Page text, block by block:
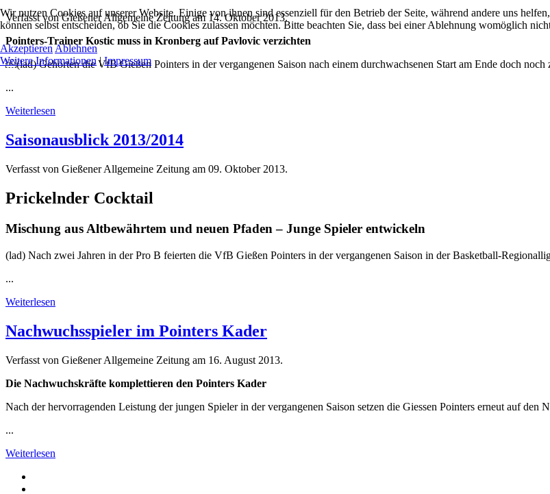
Verfasst von Gießener Allgemeine Zeitung am14. Oktober 2013.
Pointers-Trainer Kostic muss in Kronberg auf Pavlovic verzichten
￼(lad) Gehörten die VfB Gießen Pointers in der vergangenen Saison nach einem durchwachsenen Start am Ende doch
...
Weiterlesen
Saisonausblick 2013/2014
Verfasst von Gießener Allgemeine Zeitung am 09. Oktober 2013.
Prickelnder Cocktail
Mischung aus Altbewährtem und neuen Pfaden – Junge Spieler entwickeln
(lad) Nach zwei Jahren in der Pro B feierten die VfB Gießen Pointers in der vergangenen Saison in der Basketball-
...
Weiterlesen
Nachwuchsspieler im Pointers Kader
Verfasst von Gießener Allgemeine Zeitung am 16. August 2013.
Die Nachwuchskräfte komplettieren den Pointers Kader
Nach der hervorragenden Leistung der jungen Spieler in der vergangenen Saison setzen die Giessen Pointers erneut auf
...
Weiterlesen
Wir nutzen Cookies auf unserer Website. Einige von ihnen sind essenziell für den Betrieb der Seite, während andere uns
können selbst entscheiden, ob Sie die Cookies zulassen möchten. Bitte beachten Sie, dass bei einer Ablehnung womöglich
AkzeptierenAblehnen
Weitere Informationen|Impressum